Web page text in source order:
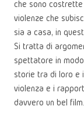
che sono
violenze che
sia a casa, in
Si tratta di
spettatore in
storie tra di loro e
violenza e i
davvero un bel film.